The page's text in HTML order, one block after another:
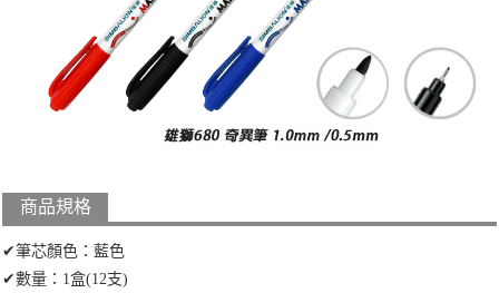
商品規格
✔筆芯顏色：藍色
✔數量：1盒(12支)